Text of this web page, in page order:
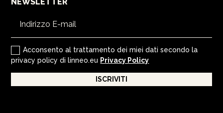
Acconsento al trattamento dei miei dati secondo la
privacy policy di linneo.eu Privacy Policy
ISCRIVITI